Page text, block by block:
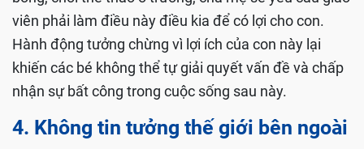
viên phải làm điều này điều kia để có lợi cho con.
Hành động tưởng chừng vì lợi ích của con này lại
khiến các bé không thể tự giải quyết vấn đề và chấp
nhận sự bất công trong cuộc sống sau này.
4. Không tin tưởng thế giới bên ngoài